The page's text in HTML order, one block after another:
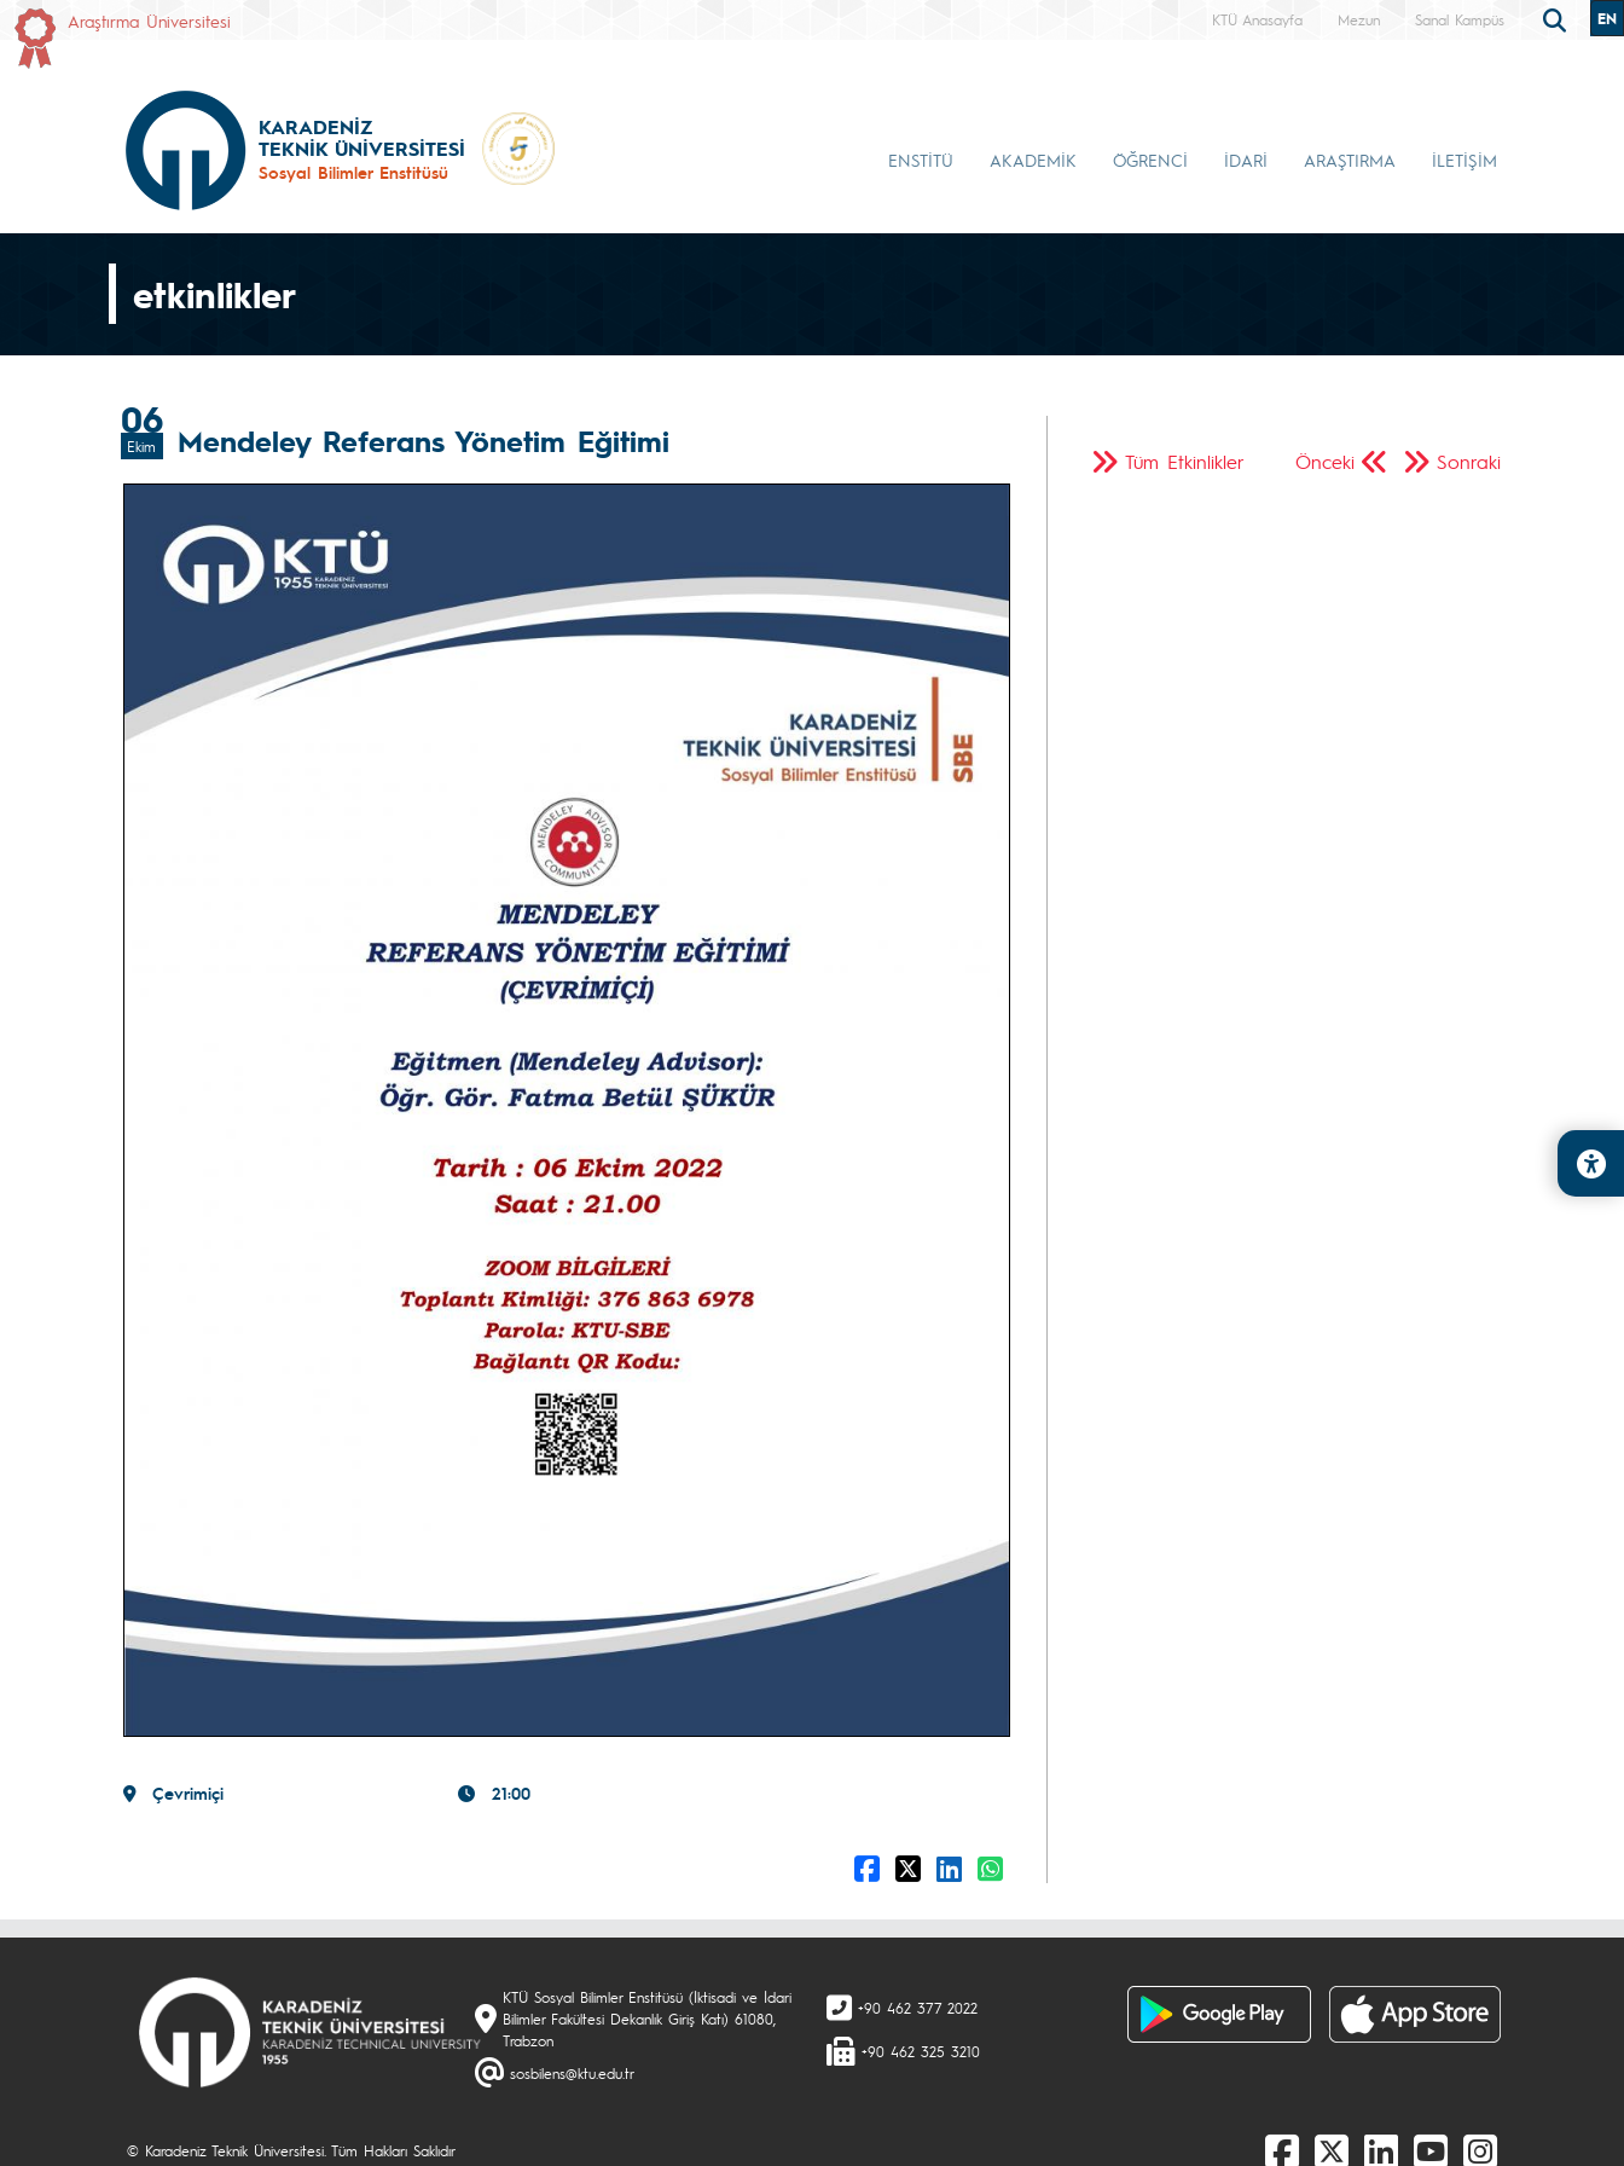
Araştırma Üniversitesi KTÜ Anasayfa Mezun Sanal Kampüs EN
KARADENİZ
TEKNİK ÜNİVERSİTESİ
Sosyal Bilimler Enstitüsü
ENSTİTÜ AKADEMİK ÖĞRENCİ İDARİ ARAŞTIRMA İLETİŞİM
etkinlikler
06
Ekim Mendeley Referans Yönetim Eğitimi
Çevrimiçi 21:00
Önceki Sonraki
Tüm Etkinlikler
KTÜ Sosyal Bilimler Enstitüsü (İktisadi ve İdari
Bilimler Fakültesi Dekanlık Giriş Katı) 61080,
Trabzon
sosbilens@ktu.edu.tr
+90 462 377 2022
+90 462 325 3210
© Karadeniz Teknik Üniversitesi. Tüm Hakları Saklıdır